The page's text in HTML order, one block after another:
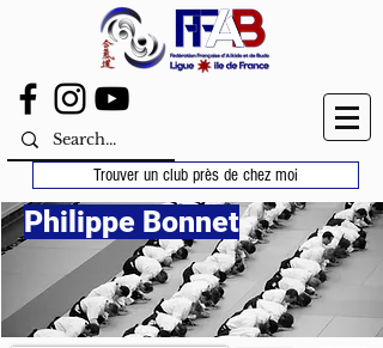
Trouver un club près de chez moi
Philippe Bonnet